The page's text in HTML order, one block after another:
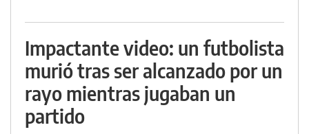
Impactante video: un futbolista
murió tras ser alcanzado por un
rayo mientras jugaban un
partido